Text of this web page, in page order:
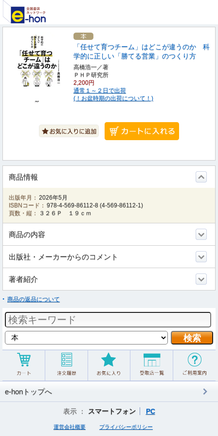
「任せて育つチーム」はどこが違うのか 科
学的に正しい「勝てる営業」のつくり方
高橋浩一／著
ＰＨＰ研究所
2,200円
通常１～２日で出荷
(！お盆時期の出荷について！)
商品情報
出版年月： 2026年5月
ISBNコード： 978-4-569-86112-8 (4-569-86112-1)
頁数・縦：
３２６Ｐ １９ｃｍ
商品の内容
出版社・メーカーからのコメント
著者紹介
商品の返品について
e-honトップへ
表示 ： スマートフォン PC
運営会社概要 プライバシーポリシー